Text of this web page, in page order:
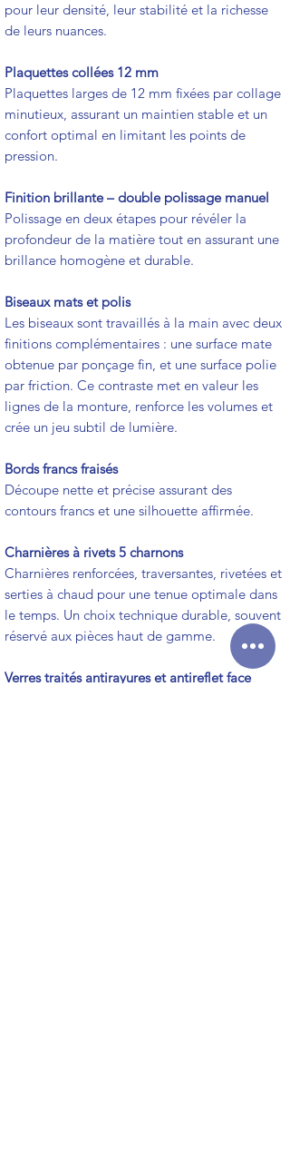
pour leur densité, leur stabilité et la richesse
de leurs nuances.
Plaquettes collées 12 mm
Plaquettes larges de 12 mm fixées par collage
minutieux, assurant un maintien stable et un
confort optimal en limitant les points de
pression.
Finition brillante – double polissage manuel
Polissage en deux étapes pour révéler la
profondeur de la matière tout en assurant une
brillance homogène et durable.
Biseaux mats et polis
Les biseaux sont travaillés à la main avec deux
finitions complémentaires : une surface mate
obtenue par ponçage fin, et une surface polie
par friction. Ce contraste met en valeur les
lignes de la monture, renforce les volumes et
crée un jeu subtil de lumière.
Bords francs fraisés
Découpe nette et précise assurant des
contours francs et une silhouette affirmée.
Charnières à rivets 5 charnons
Charnières renforcées, traversantes, rivetées et
serties à chaud pour une tenue optimale dans
le temps. Un choix technique durable, souvent
réservé aux pièces haut de gamme.
Verres traités antirayures et antireflet face